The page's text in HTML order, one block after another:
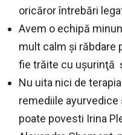
oricăror întrebări
Avem o echipă
mult calm şi răbdare
fie trăite cu uşurinţă
Nu uita nici de
remediile
poate povesti Irina